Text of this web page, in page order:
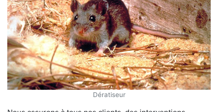
Dératiseur